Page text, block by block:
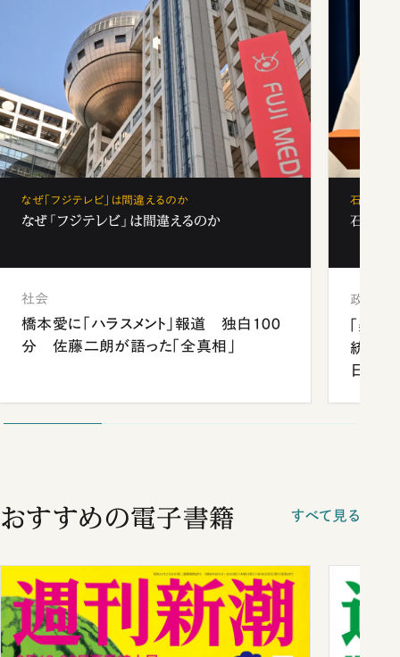
なぜ「フジテレビ」は間違えるのか
なぜ「フジテレビ」は間違えるのか
社会
橋本愛に「ハラスメント」報道 独白100
分 佐藤二朗が語った「全真相」
石破茂、
石破茂
政治
「楽し
統領と
日米
おすすめの電子書籍 すべて見る